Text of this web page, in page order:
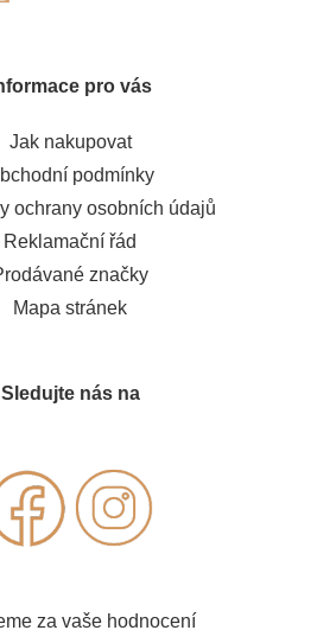
pro vás
Jak nakupovat
podmínky
ochrany osobních údajů
Reklamační řád
značky
Mapa stránek
Sledujte nás na
za vaše hodnocení